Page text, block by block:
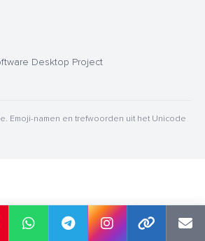
Desktop Project
Emoji-namen en trefwoorden uit het Unicode